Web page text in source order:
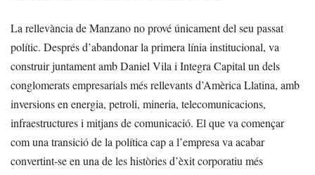
La rellevància de Manzano no prové únicament del seu passat
polític. Després d’abandonar la primera línia institucional, va
construir juntament amb Daniel Vila i Integra Capital un dels
conglomerats empresarials més rellevants d’Amèrica Llatina, amb
inversions en energia, petroli, mineria, telecomunicacions,
infraestructures i mitjans de comunicació. El que va començar
com una transició de la política cap a l’empresa va acabar
convertint-se en una de les històries d’èxit corporatiu més